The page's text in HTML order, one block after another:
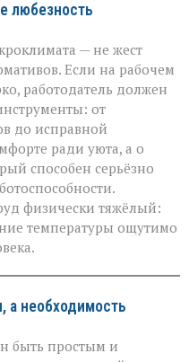
любезность
— не жест
Если на рабочем
работодатель должен
от
до исправной
ради уюта, а о
способен серьёзно
физически тяжёлый:
температуры ощутимо
а необходимость
быть простым и